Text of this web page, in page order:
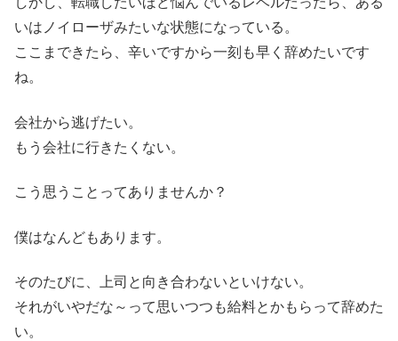
いはノイローザみたいな状態になっている。
ここまできたら、辛いですから一刻も早く辞めたいです
ね。
会社から逃げたい。
もう会社に行きたくない。
こう思うことってありませんか？
僕はなんどもあります。
そのたびに、上司と向き合わないといけない。
それがいやだな～って思いつつも給料とかもらって辞めた
い。